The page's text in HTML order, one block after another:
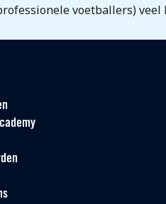
voetballers) veel